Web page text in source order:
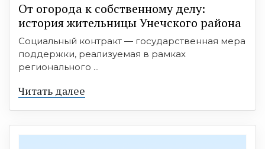
От огорода к собственному делу:
история жительницы Унечского района
Социальный контракт — государственная мера
поддержки, реализуемая в рамках
регионального ...
Читать далее